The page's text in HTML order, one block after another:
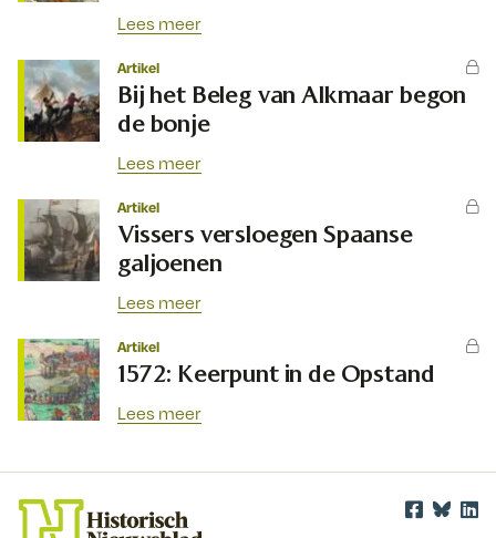
Lees meer
Artikel
Bij het Beleg van Alkmaar begon
de bonje
Lees meer
Artikel
Vissers versloegen Spaanse
galjoenen
Lees meer
Artikel
1572: Keerpunt in de Opstand
Lees meer